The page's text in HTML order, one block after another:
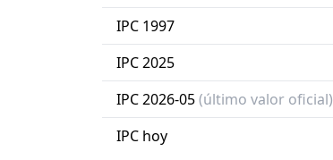
IPC 1997
IPC 2025
IPC 2026-05(último valor oficial)
IPC hoy